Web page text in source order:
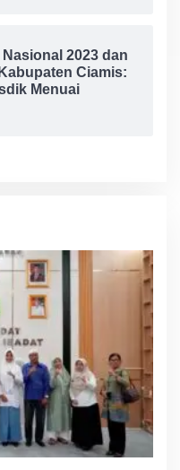
2023 dan
Ciamis:
Menuai